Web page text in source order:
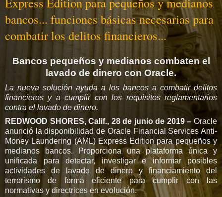
bancos... funciones básicas necesarias para
combatir los delitos financieros...
Bancos pequeños y medianos combaten el
lavado de dinero con Oracle.
La nueva solución ayuda a los bancos a combatir delitos
financieros y a cumplir con los requisitos reglamentarios
contra el lavado de dinero.
REDWOOD SHORES, Calif., 28 de junio de 2019 – Oracle
anunció la disponibilidad de Oracle Financial Services Anti-
Money Laundering (AML) Express Edition para pequeños y
medianos bancos. Proporciona una plataforma única y
unificada para detectar, investigar e informar posibles
actividades de lavado de dinero y financiamiento del
terrorismo de forma eficiente para cumplir con las
normativas y directrices en evolución.